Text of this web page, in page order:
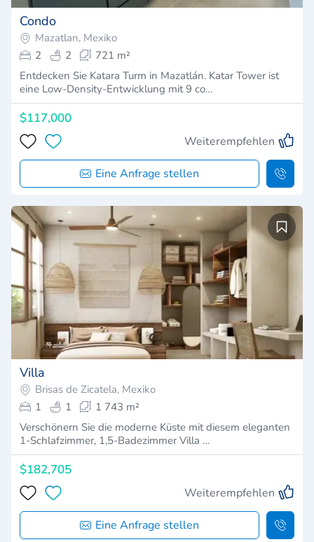
Condo
Mazatlan, Mexiko
2
2
721 m²
Entdecken Sie Katara Turm in Mazatlán. Katar Tower ist
eine Low-Density-Entwicklung mit 9 co…
$117,000
Weiterempfehlen
Eine Anfrage stellen
Villa
Brisas de Zicatela, Mexiko
1
1
1 743 m²
Verschönern Sie die moderne Küste mit diesem eleganten
1-Schlafzimmer, 1,5-Badezimmer Villa …
$182,705
Weiterempfehlen
Eine Anfrage stellen